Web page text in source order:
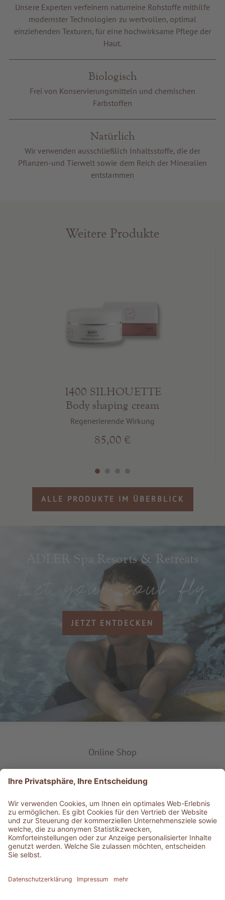
Gutscheine
Service & Info
Unsere Experten verfeinern naturreine Rohstoffe mithilfe
modernster Technologien zu wertvollen, optimal
einziehenden Texturen, für eine hochwirksame Pflege der
Haut.
Biologisch
Frei von Konservierungsmitteln und chemischen
Farbstoffen
Natürlich
Wir verwenden ausschließlich Inhaltsstoffe, die der
Pflanzen-und Tierwelt sowie dem Reich der Mineralien
entstammen
Weitere Produkte
1400 SILHOUETTE
Body shaping cream
Regenerierende Wirkung
85,00 €
ALLE PRODUKTE IM ÜBERBLICK
ADLER Spa Resorts & Retreats
JETZT ENTDECKEN
Online Shop
Service & Info